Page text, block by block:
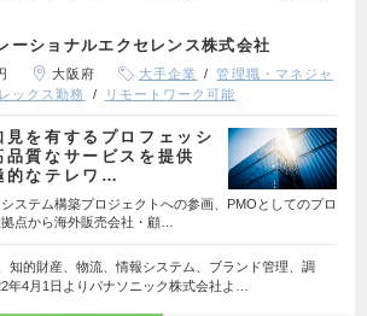
ーショナルエクセレンス株式会社
大阪府 大手企業
管理職・マネジャ
ックス勤務 リモートワーク可能
を有するプロフェッシ
品質なサービスを提供
的なテレワ…
ステム構築プロジェクトへの参画、PMOとしてのプロ
点から海外販売会社・顧…
知的財産、物流、情報システム、ブランド管理、調
4月1日よりパナソニック株式会社よ…